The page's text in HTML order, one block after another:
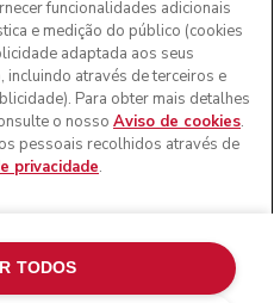
e outros territórios
a nossa equipa de Apoio
encomenda, de forma a
de envio exatos e aplicar a
correta
locais.
Aviso de privacidade
funcionalidades adicionais
e medição do público (cookies
adaptada aos seus
incluindo através de terceiros e
Para obter mais detalhes
o nosso Aviso de cookies.
pessoais recolhidos através de
privacidade.
TODOS